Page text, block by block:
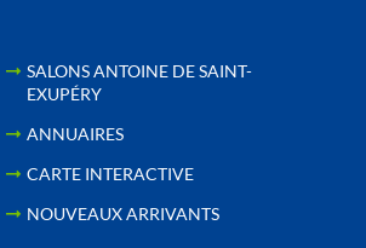
SALONS ANTOINE DE SAINT-
EXUPÉRY
ANNUAIRES
CARTE INTERACTIVE
NOUVEAUX ARRIVANTS